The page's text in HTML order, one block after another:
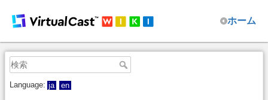
ホーム
Language: ja en